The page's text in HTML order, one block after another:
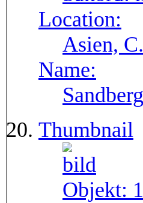
Location:
Asien,
Name:
Thumbnail
Objekt: